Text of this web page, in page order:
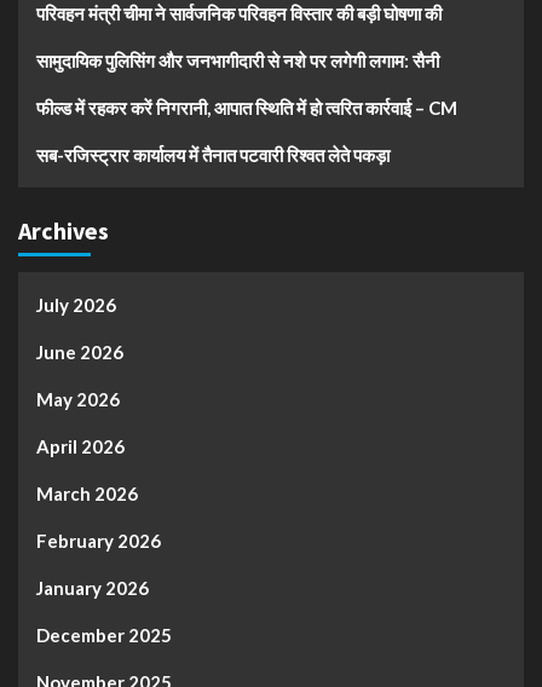
परिवहन मंत्री चीमा ने सार्वजनिक परिवहन विस्तार की बड़ी घोषणा की
सामुदायिक पुलिसिंग और जनभागीदारी से नशे पर लगेगी लगाम: सैनी
फील्ड में रहकर करें निगरानी, आपात स्थिति में हो त्वरित कार्रवाई – CM
सब-रजिस्ट्रार कार्यालय में तैनात पटवारी रिश्वत लेते पकड़ा
Archives
July 2026
June 2026
May 2026
April 2026
March 2026
February 2026
January 2026
December 2025
November 2025